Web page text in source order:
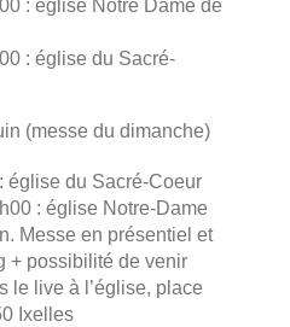
: église Notre Dame de
: église du Sacré-
(messe du dimanche)
église du Sacré-Coeur
: église Notre-Dame
Messe en présentiel et
+ possibilité de venir
le live à l’église, place
Ixelles